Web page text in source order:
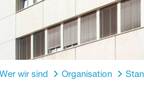
Wer wir sind Organisation